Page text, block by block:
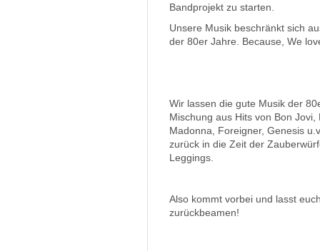
Bandprojekt zu starten.
Unsere Musik beschränkt sich
der 80er Jahre. Because, We
Wir lassen die gute Musik der
Mischung aus Hits von Bon
Madonna, Foreigner, Genesis
zurück in die Zeit der
Leggings.
Also kommt vorbei und lasst
zurückbeamen!